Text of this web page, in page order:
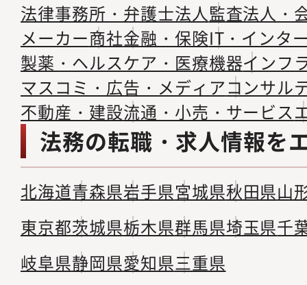
法律事務所・弁護士法人監査法人・
メーカー商社金融・保険IT・インタ
製薬・ヘルスケア・医療機器インフ
マスコミ・広告・メディアコンサル
不動産・建設流通・小売・サービス
法務の転職・求人情報を
北海道青森県岩手県宮城県秋田県山
東京都茨城県栃木県群馬県埼玉県千
岐阜県静岡県愛知県三重県